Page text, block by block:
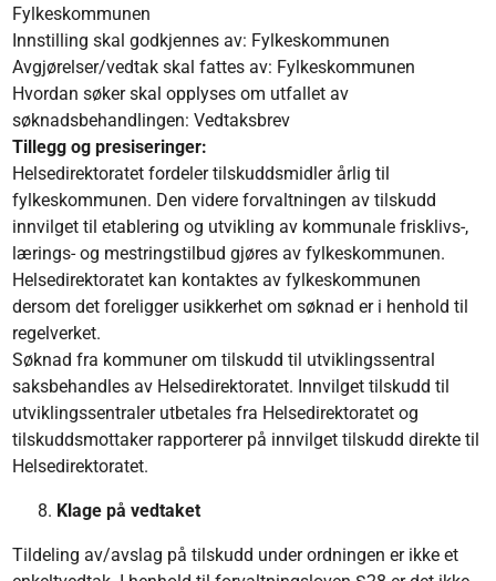
Fylkeskommunen
Innstilling skal godkjennes av: Fylkeskommunen
Avgjørelser/vedtak skal fattes av: Fylkeskommunen
Hvordan søker skal opplyses om utfallet av
søknadsbehandlingen: Vedtaksbrev
Tillegg og presiseringer:
Helsedirektoratet fordeler tilskuddsmidler årlig til
fylkeskommunen. Den videre forvaltningen av tilskudd
innvilget til etablering og utvikling av kommunale frisklivs-,
lærings- og mestringstilbud gjøres av fylkeskommunen.
Helsedirektoratet kan kontaktes av fylkeskommunen
dersom det foreligger usikkerhet om søknad er i henhold til
regelverket.
Søknad fra kommuner om tilskudd til utviklingssentral
saksbehandles av Helsedirektoratet. Innvilget tilskudd til
utviklingssentraler utbetales fra Helsedirektoratet og
tilskuddsmottaker rapporterer på innvilget tilskudd direkte til
Helsedirektoratet.
Klage på vedtaket
Tildeling av/avslag på tilskudd under ordningen er ikke et